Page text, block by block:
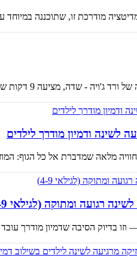
זו, שתוכננה במיוחד עבור בנות. במשך 9
ורוגע המיועדים במיוחד לבנים לפני השי...
לשינה ודמיון מודרך לילדים
מלאה שמדברת אל כל הגוף:
רגועה ומתוקה (לגילאי 4-9)